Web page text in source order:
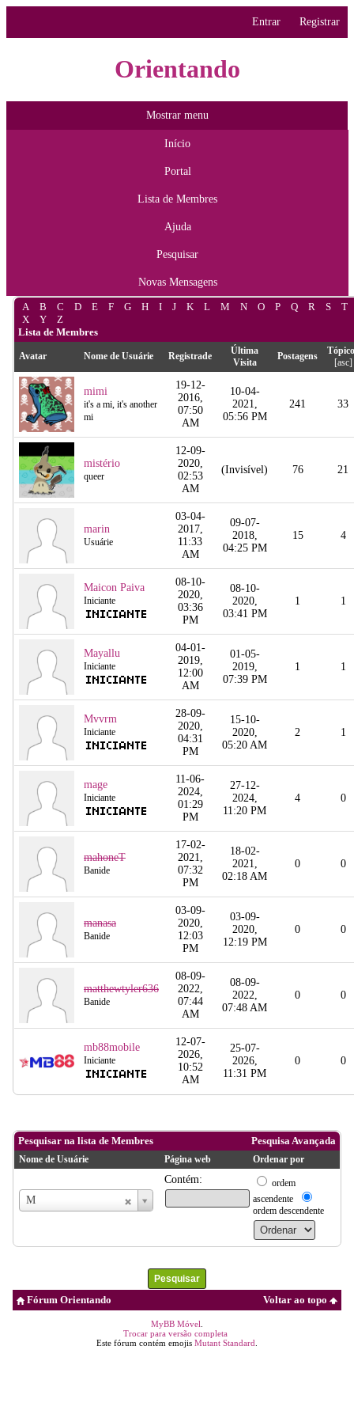
Entrar Registrar
Orientando
Mostrar menu
Início
Portal
Lista de Membres
Ajuda
Pesquisar
Novas Mensagens
A B C D E F G H I J K L M N O P Q R S
T
X
Y
Z
Lista de Membres
Avatar Nome de Usuárie Registrade
Última
Visita
Postagens
[asc]
mimi
it's a mi, it's another
mi
19-12-
2016,
07:50
AM
10-04-
2021,
05:56 PM
241 33
mistério
queer
12-09-
2020,
02:53
AM
(Invisível) 76 21
marin
Usuárie
03-04-
2017,
11:33
AM
09-07-
2018,
04:25 PM
15 4
Maicon Paiva
Iniciante
08-10-
2020,
03:36
PM
08-10-
2020,
03:41 PM
1 1
Mayallu
Iniciante
04-01-
2019,
12:00
AM
01-05-
2019,
07:39 PM
1 1
Mvvrm
Iniciante
28-09-
2020,
04:31
PM
15-10-
2020,
05:20 AM
2 1
mage
Iniciante
11-06-
2024,
01:29
PM
27-12-
2024,
11:20 PM
4 0
mahoneT
Banide
17-02-
2021,
07:32
PM
18-02-
2021,
02:18 AM
0 0
manasa
Banide
03-09-
2020,
12:03
PM
03-09-
2020,
12:19 PM
0 0
matthewtyler636
Banide
08-09-
2022,
07:44
AM
08-09-
2022,
07:48 AM
0 0
mb88mobile
Iniciante
12-07-
2026,
10:52
AM
25-07-
2026,
11:31 PM
0 0
Pesquisa Avançada
Pesquisar na lista de Membres
Nome de Usuárie Página web Ordenar por
M
Nome
de
Contém:
ordem
ascendente
ordem descendente
Voltar ao topo
Fórum Orientando
MyBB Móvel
Trocar para versão completa
Este fórum contém emojis Mutant Standard